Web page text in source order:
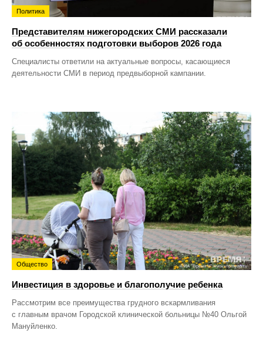
Политика
Представителям нижегородских СМИ рассказали
об особенностях подготовки выборов 2026 года
Специалисты ответили на актуальные вопросы, касающиеся
деятельности СМИ в период предвыборной кампании.
Общество
Инвестиция в здоровье и благополучие ребенка
Рассмотрим все преимущества грудного вскармливания
с главным врачом Городской клинической больницы №40 Ольгой
Мануйленко.